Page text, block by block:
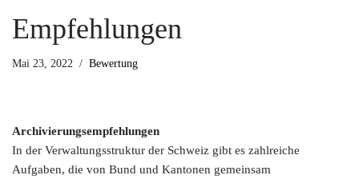
Empfehlungen
Mai 23, 2022 Bewertung
Archivierungsempfehlungen
In der Verwaltungsstruktur der Schweiz gibt es zahlreiche
Aufgaben, die von Bund und Kantonen gemeinsam